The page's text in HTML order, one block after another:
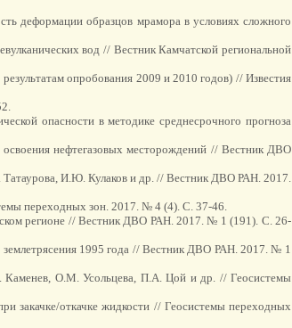
деформации образцов мрамора в условиях сложного
вод // Вестник Камчатской региональной
опробования 2009 и 2010 годов) // Известия
опасности в методике среднесрочного прогноза
нефтегазовых месторождений // Вестник ДВО
И.Ю. Кулаков и др. // Вестник ДВО РАН. 2017.
переходных зон. 2017. № 4 (4). С. 37-46.
регионе // Вестник ДВО РАН. 2017. № 1 (191). С. 26-
1995 года // Вестник ДВО РАН. 2017. № 1
Каменев, О.М. Усольцева, П.А. Цой и др. // Геосистемы
закачке/откачке жидкости // Геосистемы переходных